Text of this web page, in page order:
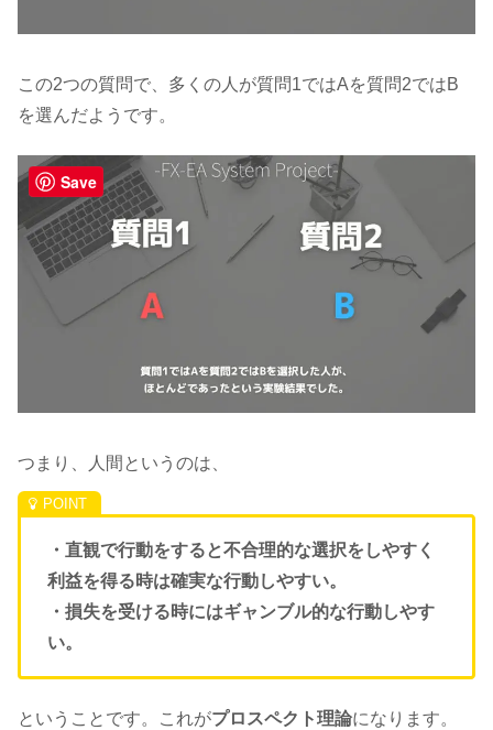
この2つの質問で、多くの人が質問1ではAを質問2ではB
を選んだようです。
つまり、人間というのは、
・直観で行動をすると不合理的な選択をしやすく
利益を得る時は確実な行動しやすい。
・損失を受ける時にはギャンブル的な行動しやす
い。
ということです。これがプロスペクト理論になります。
Save